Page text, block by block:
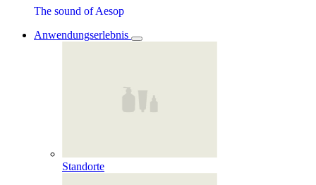
The sound of Aesop
Anwendungserlebnis
Standorte